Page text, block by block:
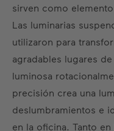
sirven como
Las luminarias
utilizaron para
agradables lugares
luminosa
precisión crea una
deslumbramientos e
en la oficina. Tanto